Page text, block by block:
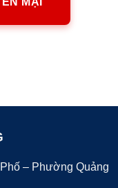
– Phường Quảng